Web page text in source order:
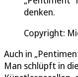
denken.
Copyright:
Auch in
Man schlüpft in